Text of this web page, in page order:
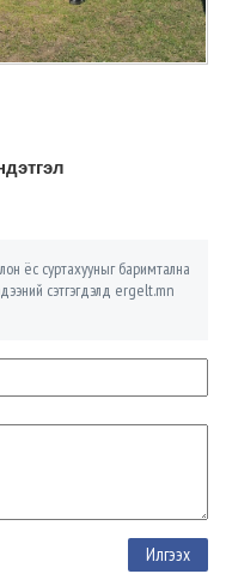
ёс суртахууныг баримтална
сэтгэгдэлд ergelt.mn